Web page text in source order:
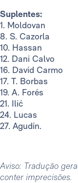
Suplentes:
1. Moldovan
8. S. Cazorla
10. Hassan
12. Dani Calvo
16. David Carmo
17. T. Borbas
19. A. Forés
21. Ilić
24. Lucas
27. Agudín.
Aviso: Tradução
conter imprecisões.